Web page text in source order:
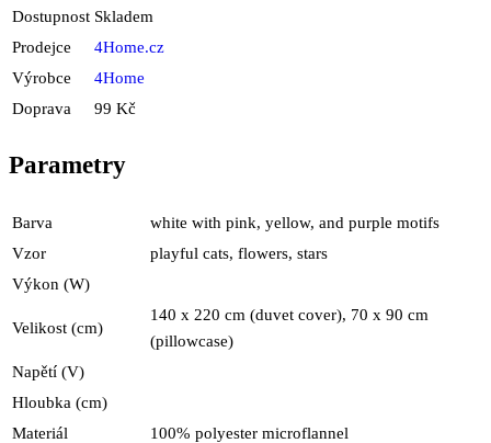
Dostupnost Skladem
Prodejce
4Home.cz
Výrobce
4Home
Doprava
99 Kč
Parametry
Barva
white with pink, yellow, and purple motifs
Vzor
playful cats, flowers, stars
Výkon (W)
Velikost (cm)
140 x 220 cm (duvet cover), 70 x 90 cm
(pillowcase)
Napětí (V)
Hloubka (cm)
Materiál
100% polyester microflannel